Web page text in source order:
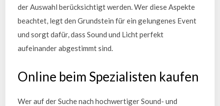
der Auswahl berücksichtigt werden. Wer diese Aspekte
beachtet, legt den Grundstein für ein gelungenes Event
und sorgt dafür, dass Sound und Licht perfekt
aufeinander abgestimmt sind.
Online beim Spezialisten kaufen
Wer auf der Suche nach hochwertiger Sound- und